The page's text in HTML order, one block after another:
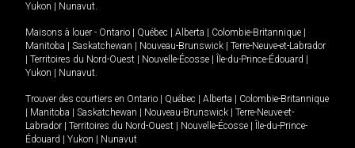
Yukon
Nunavut.
Maisons à louer - Ontario Québec Alberta Colombie-Britannique
Manitoba
Saskatchewan Nouveau-Brunswick
Terre-Neuve-et-Labrador
Territoires du Nord-Ouest Nouvelle-Écosse Île-du-Prince-Édouard
Yukon
Nunavut.
Trouver des courtiers en Ontario Québec Alberta
Colombie-Britannique
Manitoba Saskatchewan Nouveau-Brunswick
Terre-Neuve-et-
Labrador
Territoires du Nord-Ouest Nouvelle-Écosse
Île-du-Prince-
Édouard
Yukon Nunavut